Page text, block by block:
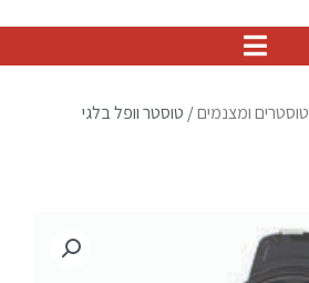
טוסטרים ומצנמים/ טוסטר וופל בלגי